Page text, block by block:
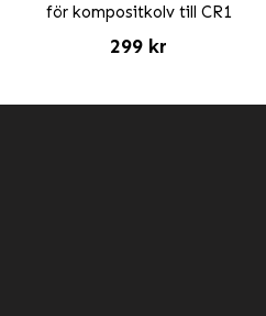
för kompositkolv till CR1
299 kr